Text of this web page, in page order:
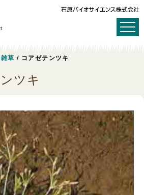
草 / コアゼテンツキ
ツキ